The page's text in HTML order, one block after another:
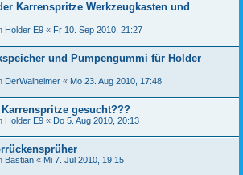
Karrenspritze Werkzeugkasten und
Holder E9 « Fr 10. Sep 2010, 21:27
und Pumpengummi für Holder
DerWalheimer « Mo 23. Aug 2010, 17:48
gesucht???
Holder E9 « Do 5. Aug 2010, 20:13
Bastian « Mi 7. Jul 2010, 19:15